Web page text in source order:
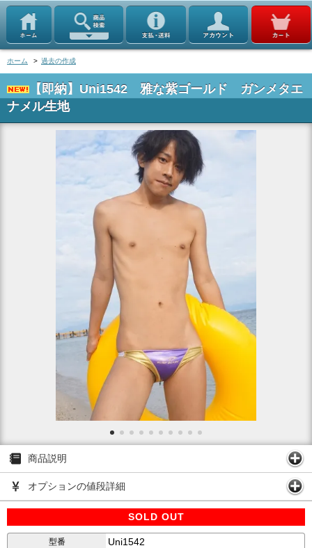
ホーム > 過去の作成
【即納】Uni1542 雅な紫ゴールド ガンメタエ
ナメル生地
商品説明
オプションの値段詳細
SOLD OUT
型番 Uni1542